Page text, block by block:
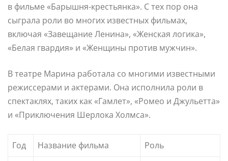
в фильме «Барышня-крестьянка». С тех пор она
сыграла роли во многих известных фильмах,
включая «Завещание Ленина», «Женская логика»,
«Белая гвардия» и «Женщины против мужчин».
В театре Марина работала со многими известными
режиссерами и актерами. Она исполнила роли в
спектаклях, таких как «Гамлет», «Ромео и Джульетта»
и «Приключения Шерлока Холмса».
Год Название фильма
Роль